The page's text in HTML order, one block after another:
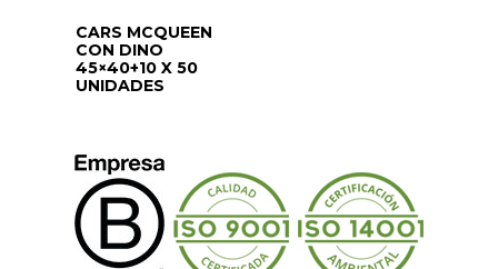
CARS MCQUEEN
CON DINO
45×40+10 X 50
UNIDADES